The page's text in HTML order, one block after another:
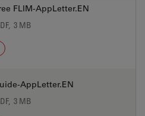
FLIM-AppLetter.EN
3 MB
AppLetter.EN
3 MB